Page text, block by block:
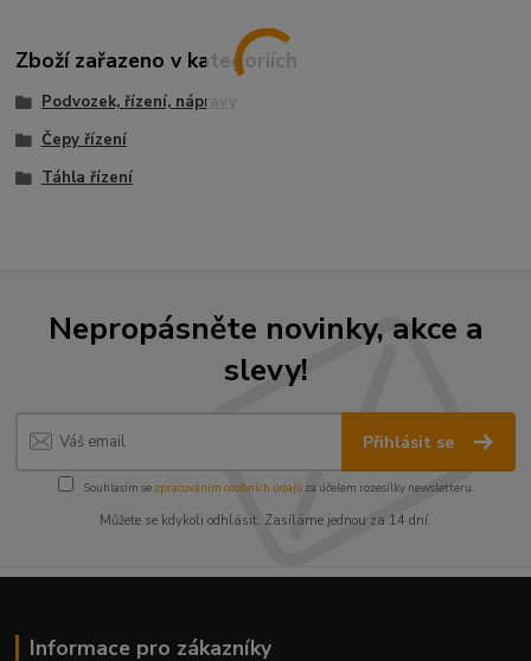
Zboží zařazeno v kategoriích
Podvozek, řízení, nápravy
Čepy řízení
Táhla řízení
Nepropásněte novinky, akce a
slevy!
Přihlásit se
Souhlasím se zpracováním osobních údajůza účelem rozesílky newsletteru.
Můžete se kdykoli odhlásit. Zasíláme jednou za 14 dní.
Informace pro zákazníky